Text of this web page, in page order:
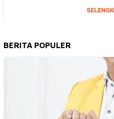
BERITA POPULER